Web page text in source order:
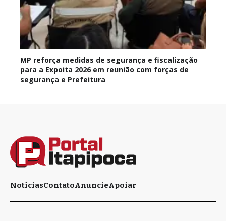
MP reforça medidas de segurança e fiscalização
para a Expoita 2026 em reunião com forças de
segurança e Prefeitura
NotíciasContatoAnuncieApoiar